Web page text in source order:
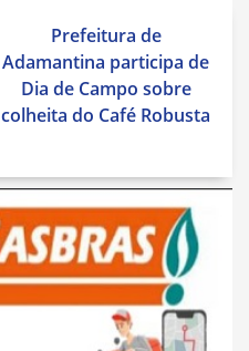
Prefeitura de
Adamantina participa de
Dia de Campo sobre
colheita do Café Robusta